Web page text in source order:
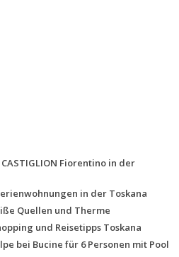
CASTIGLION Fiorentino in der
in der Toskana
Quellen und Therme
und Reisetipps Toskana
bei Bucine für 6 Personen mit Pool